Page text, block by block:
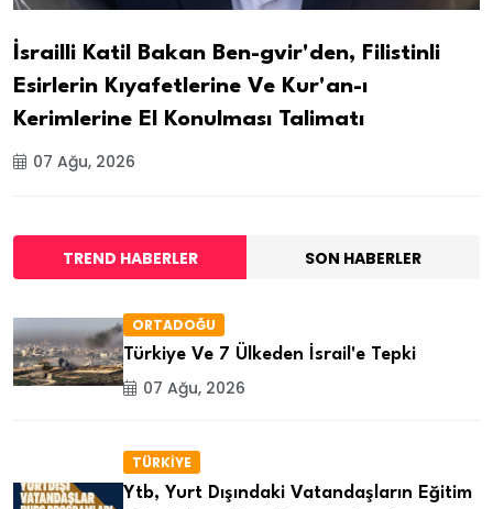
İsrailli Katil Bakan Ben-gvir'den, Filistinli
Esirlerin Kıyafetlerine Ve Kur'an-ı
Kerimlerine El Konulması Talimatı
07 Ağu, 2026
TREND HABERLER SON HABERLER
ORTADOĞU
Türkiye Ve 7 Ülkeden İsrail'e Tepki
07 Ağu, 2026
TÜRKİYE
Ytb, Yurt Dışındaki Vatandaşların Eğitim